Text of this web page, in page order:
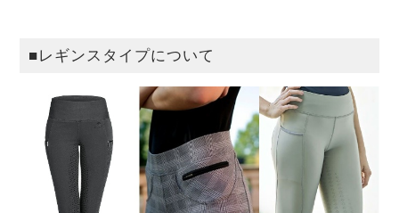
■レギンスタイプについて